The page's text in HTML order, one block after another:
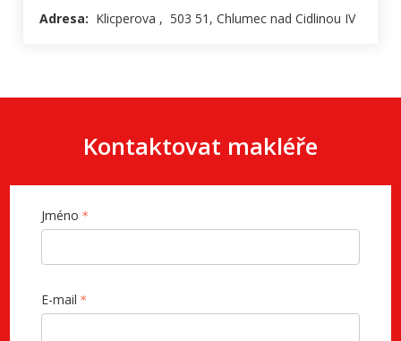
Adresa: Klicperova , 503 51, Chlumec nad Cidlinou IV
Kontaktovat makléře
Jméno
E-mail